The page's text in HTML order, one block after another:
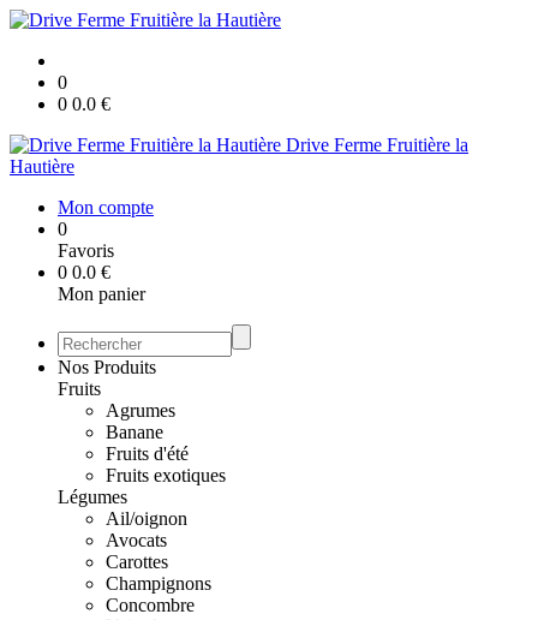
0
0 0.0 €
Drive Ferme Fruitière la
Hautière
Mon compte
0
Favoris
0 0.0 €
Mon panier
Nos Produits
Fruits
Agrumes
Banane
Fruits d'été
Fruits exotiques
Légumes
Ail/oignon
Avocats
Carottes
Champignons
Concombre